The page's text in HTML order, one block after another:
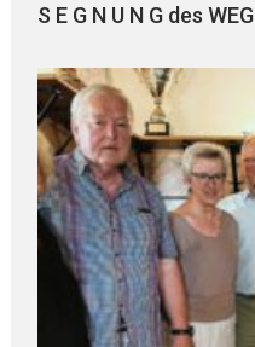
S E G N U N G des